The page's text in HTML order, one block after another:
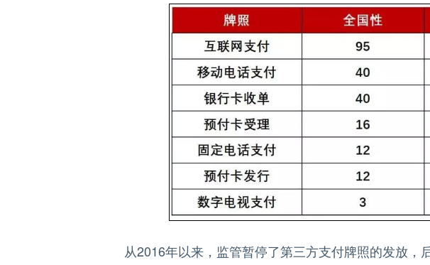
从2016年以来，监管暂停了第三方支付牌照的发放，